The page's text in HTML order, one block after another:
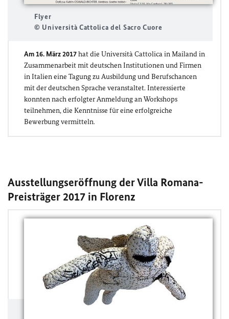
Flyer
© Università Cattolica del Sacro Cuore
Am 16. März 2017hat die Università Cattolica in Mailand in
Zusammenarbeit mit deutschen Institutionen und Firmen
in Italien eine Tagung zu Ausbildung und Berufschancen
mit der deutschen Sprache veranstaltet. Interessierte
konnten nach erfolgter Anmeldung an Workshops
teilnehmen, die Kenntnisse für eine erfolgreiche
Bewerbung vermitteln.
Ausstellungseröffnung der Villa Romana-
Preisträger 2017 in Florenz